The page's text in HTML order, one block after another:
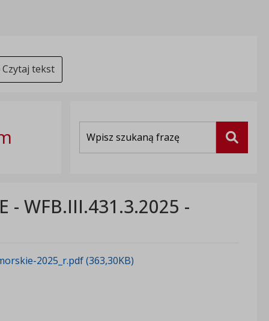
Czytaj tekst
Szukaj
- WFB.III.431.3.2025 -
2025_r.pdf (363,30KB)